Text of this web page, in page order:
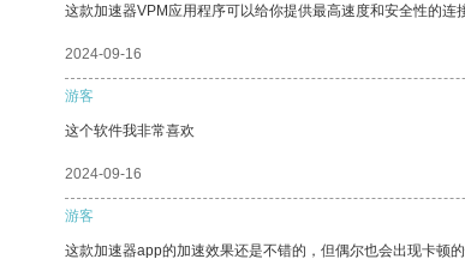
这款加速器VPM应用程序可以给你提供最高速度和安全性的连
2024-09-16
游客
这个软件我非常喜欢
2024-09-16
游客
这款加速器app的加速效果还是不错的，但偶尔也会出现卡顿